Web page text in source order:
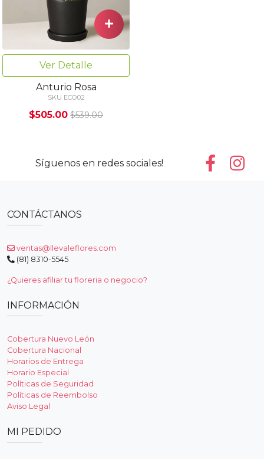
Ver Detalle
Anturio Rosa
SKU ECO02
$505.00 $539.00
Síguenos en redes sociales!
CONTÁCTANOS
ventas@llevaleflores.com
(81) 8310-5545
¿Quieres afiliar tu floreria o negocio?
INFORMACIÓN
Cobertura Nuevo León
Cobertura Nacional
Horarios de Entrega
Horario Especial
Políticas de Seguridad
Políticas de Reembolso
Aviso Legal
MI PEDIDO